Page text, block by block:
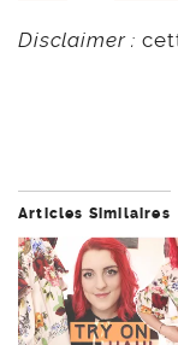
Disclaimer :
Articles Similaires